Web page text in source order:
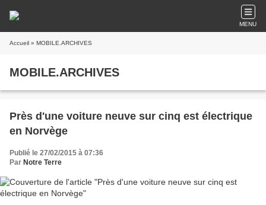
MENU
Accueil » MOBILE.ARCHIVES
MOBILE.ARCHIVES
Près d'une voiture neuve sur cinq est électrique
en Norvège
Publié le 27/02/2015 à 07:36
Par Notre Terre